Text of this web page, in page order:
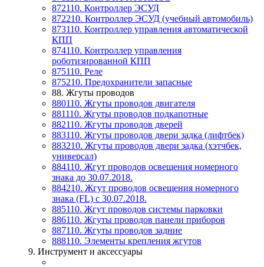
872110. Контроллер ЭСУД
872210. Контроллер ЭСУД (учебный автомобиль)
873110. Контроллер управления автоматической
КПП
874110. Контроллер управления
роботизированной КПП
875110. Реле
875210. Предохранители запасные
88. Жгуты проводов
880110. Жгуты проводов двигателя
881110. Жгуты проводов подкапотные
882110. Жгуты проводов дверей
883110. Жгуты проводов двери задка (лифтбек)
883210. Жгуты проводов двери задка (хэтчбек,
универсал)
884110. Жгут проводов освещения номерного
знака до 30.07.2018.
884210. Жгут проводов освещения номерного
знака (FL) с 30.07.2018.
885110. Жгут проводов системы парковки
886110. Жгуты проводов панели приборов
887110. Жгуты проводов задние
888110. Элементы крепления жгутов
9. Инструмент и аксессуары